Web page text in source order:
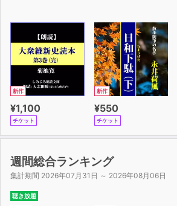
新作
¥1,100
チケット
新作
¥550
チケット
週間総合ランキング
集計期間 2026年07月31日 ～ 2026年08月06日
聴き放題